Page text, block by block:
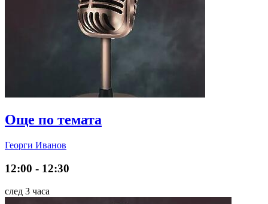
Още по темата
Георги Иванов
12:00 - 12:30
след 3 часа